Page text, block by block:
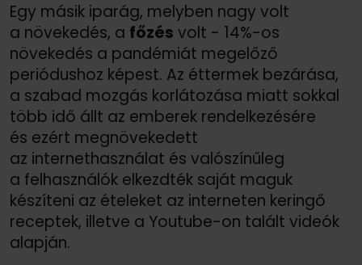
Egy másik iparág, melyben nagy volt
a növekedés, a főzés volt - 14%-os
növekedés a pandémiát megelőző
periódushoz képest. Az éttermek bezárása,
a szabad mozgás korlátozása miatt sokkal
több idő állt az emberek rendelkezésére
és ezért megnövekedett
az internethasználat és valószínűleg
a felhasználók elkezdték saját maguk
készíteni az ételeket az interneten keringő
receptek, illetve a Youtube-on talált videók
alapján.